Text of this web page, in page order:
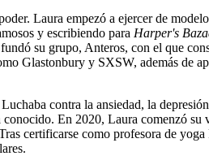
Laura empezó a ejercer de
y escribiendo para Harper's
su grupo, Anteros, con el que
Glastonbury y SXSW, además de
contra la ansiedad, la
En 2020, Laura comenzó su
certificarse como profesora de